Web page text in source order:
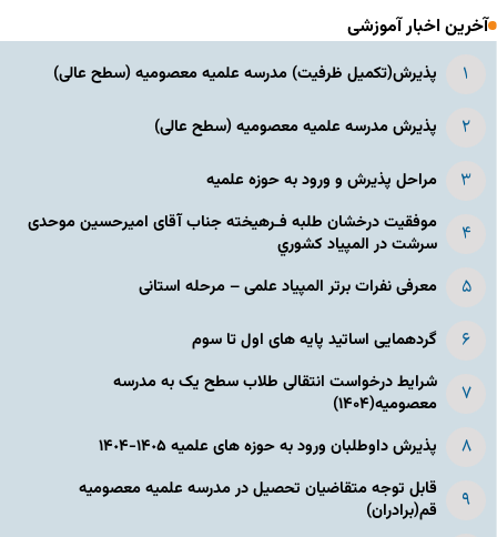
آخرین اخبار آموزشی
پذیرش(تکمیل ظرفیت) مدرسه علمیه معصومیه‌ (سطح عالی)
پذیرش مدرسه علمیه معصومیه‌ (سطح عالی)
مراحل پذیرش و ورود به حوزه علمیه
موفقیت درخشان طلبه فـرهیخته جناب آقای امیرحسین موحدی
سرشت در المپياد كشوري
معرفی نفرات برتر المپیاد علمی – مرحله استانی
گردهمایی اساتید پایه های اول تا سوم
شرایط درخواست انتقالی طلاب سطح یک به مدرسه
معصومیه(۱۴۰۴)
پذیرش داوطلبان ورود به حوزه های علمیه ١۴٠۵-١۴٠۴
قابل توجه متقاضیان تحصیل در مدرسه علمیه معصومیه
قم(برادران)